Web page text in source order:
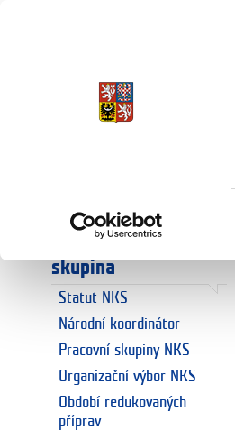
Úvodní stránka
republika
skupina
Statut NKS
Národní koordinátor
Pracovní skupiny NKS
Organizační výbor NKS
Období redukovaných
příprav